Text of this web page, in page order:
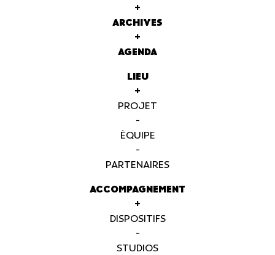
+
ARCHIVES
+
AGENDA
LIEU
+
PROJET
-
ÉQUIPE
-
PARTENAIRES
ACCOMPAGNEMENT
+
DISPOSITIFS
-
STUDIOS